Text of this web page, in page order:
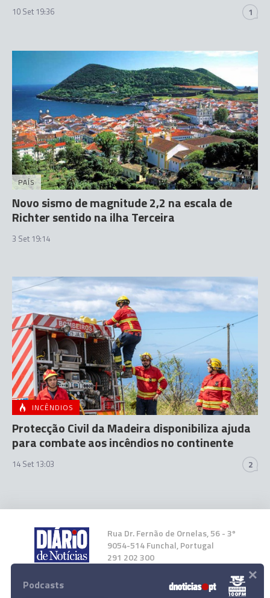
10 Set 19:36 1
PAÍS
Novo sismo de magnitude 2,2 na escala de
Richter sentido na ilha Terceira
3 Set 19:14
INCÊNDIOS
Protecção Civil da Madeira disponibiliza ajuda
para combate aos incêndios no continente
14 Set 13:03 2
Rua Dr. Fernão de Ornelas, 56 - 3º
9054-514 Funchal, Portugal
291 202 300
Instale a nossa App
Podcasts ×